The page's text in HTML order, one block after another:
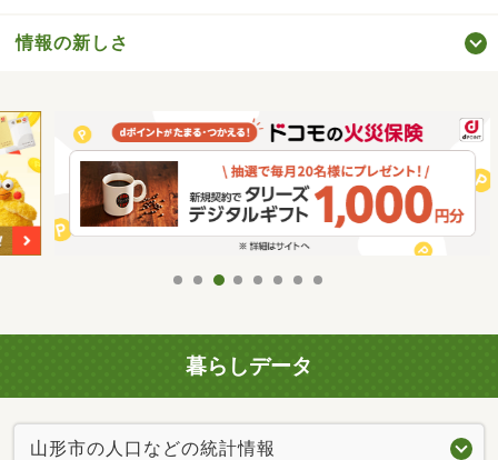
情報の新しさ
暮らしデータ
山形市の人口などの統計情報